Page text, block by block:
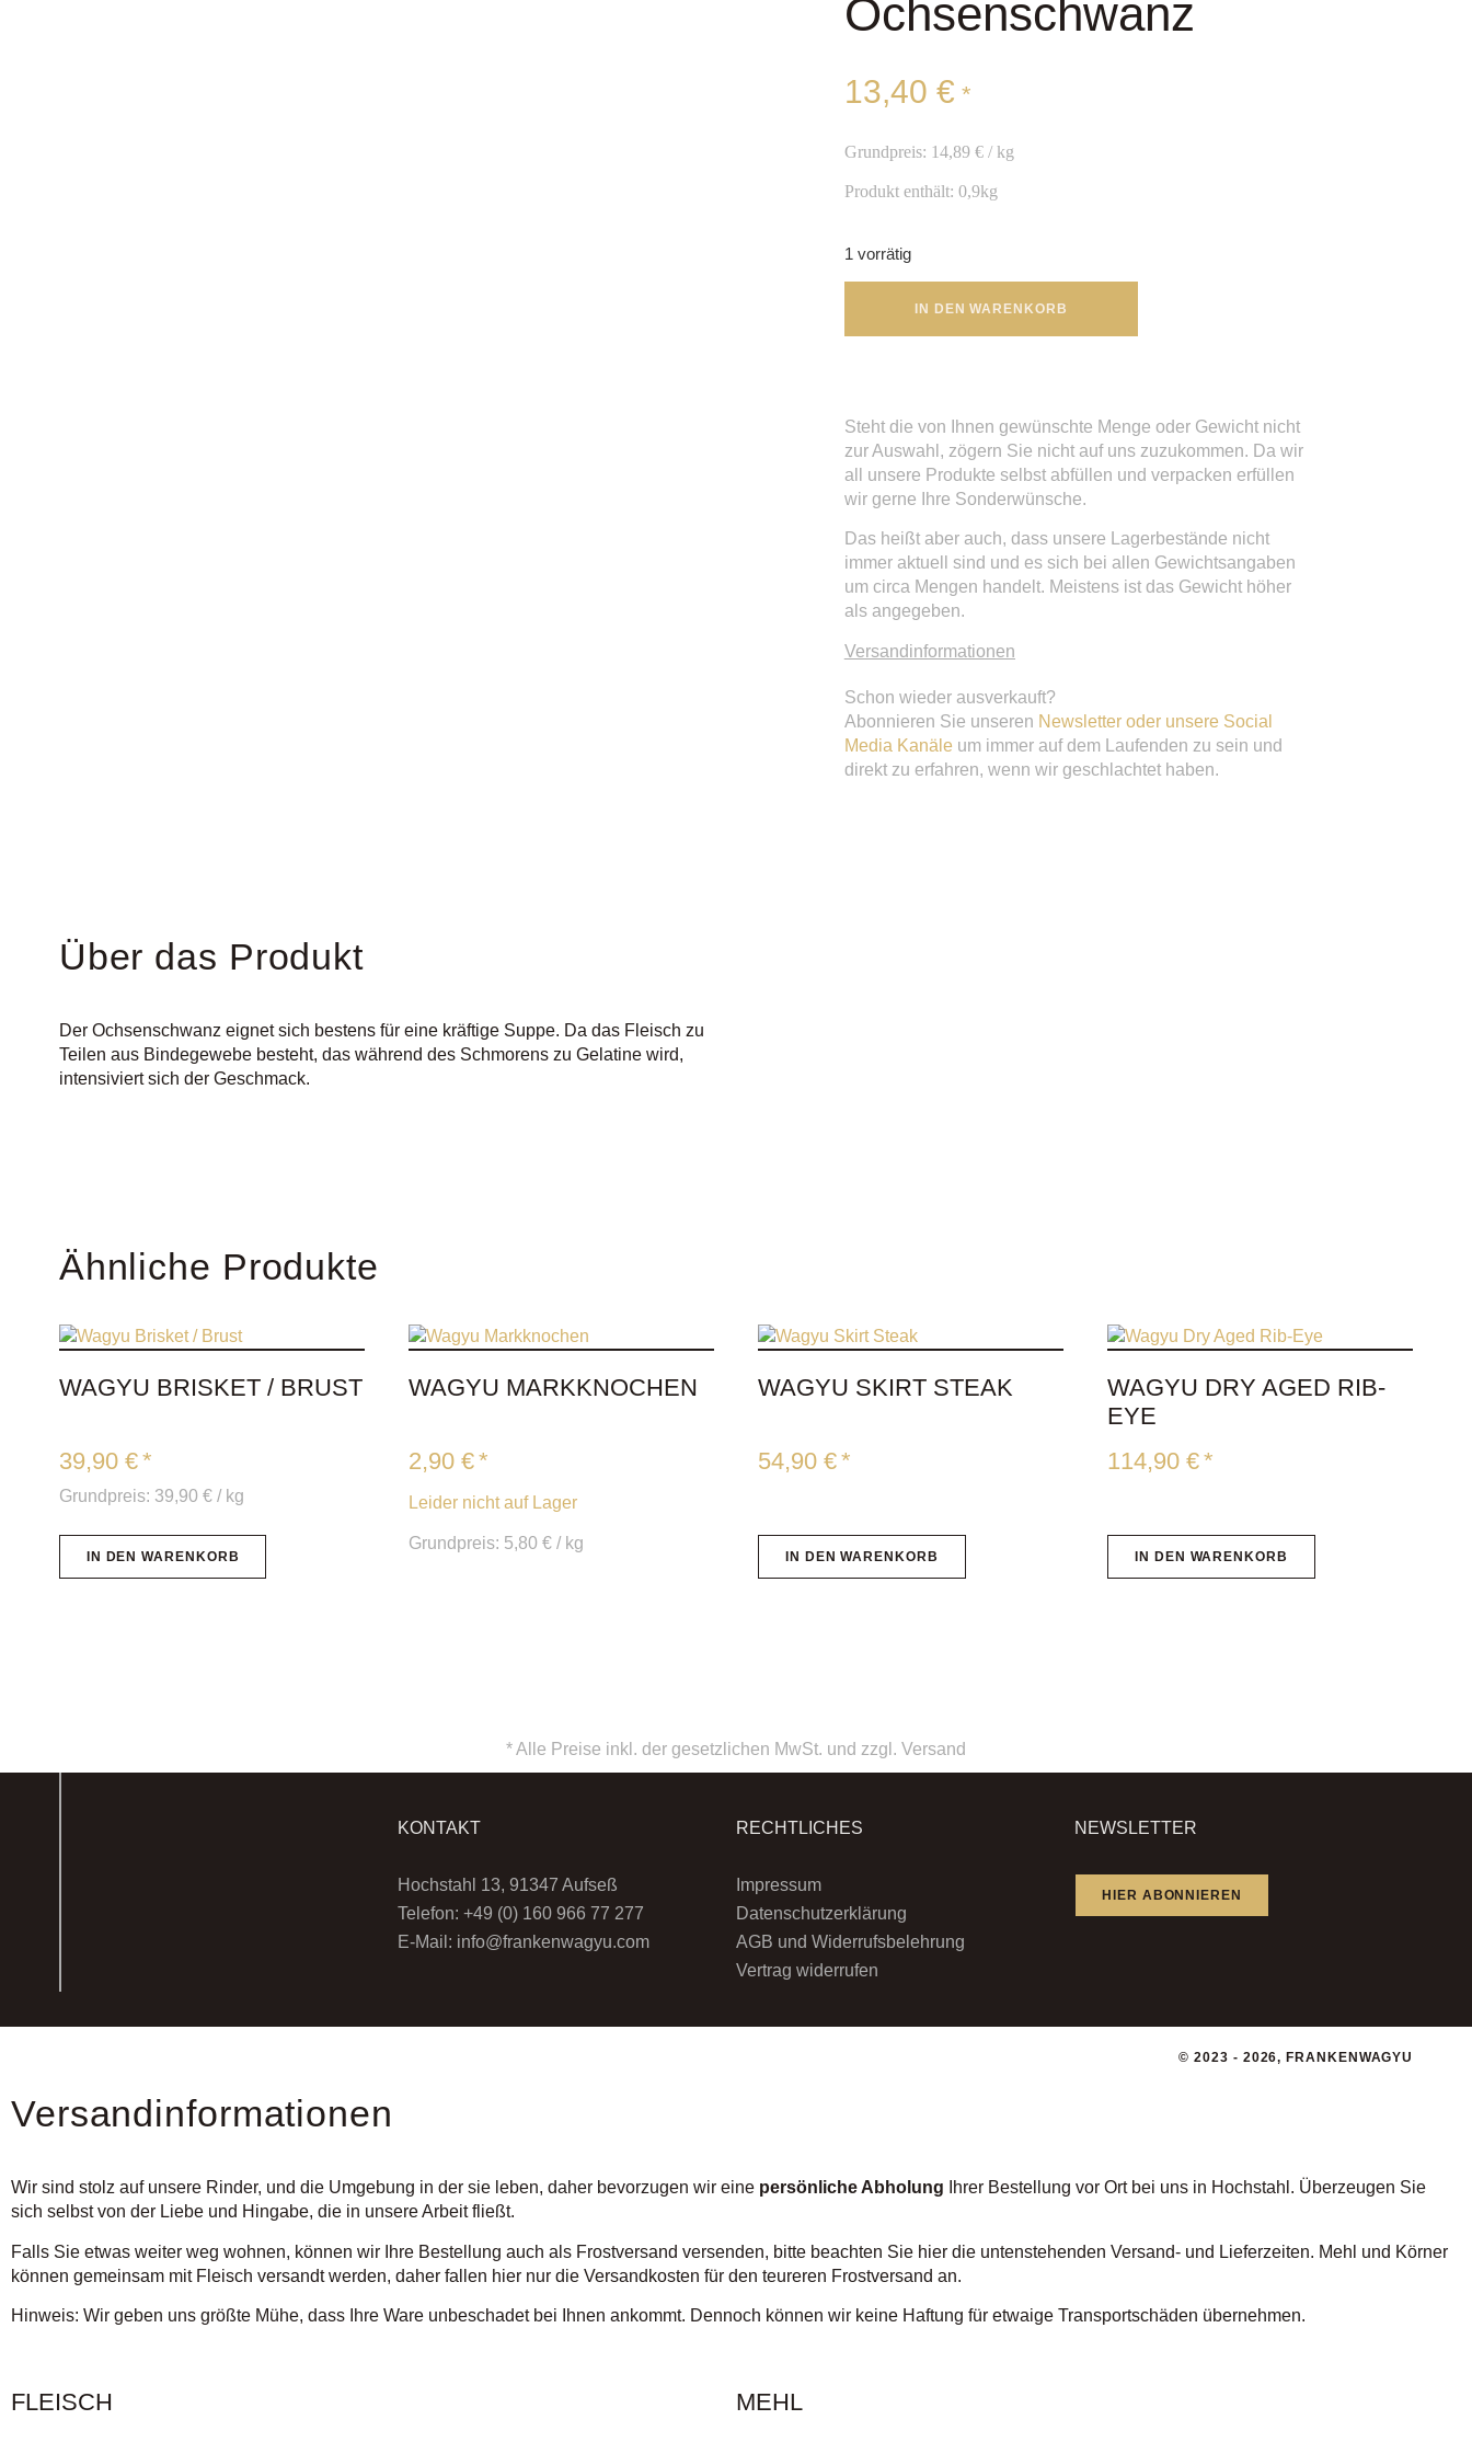
Ochsenschwanz
13,40 € *
Grundpreis: 14,89 €/ kg
Produkt enthält: 0,9kg
1 vorrätig
IN DEN WARENKORB
Steht die von Ihnen gewünschte Menge oder Gewicht nicht
zur Auswahl, zögern Sie nicht auf uns zuzukommen. Da wir
all unsere Produkte selbst abfüllen und verpacken erfüllen
wir gerne Ihre Sonderwünsche.
Das heißt aber auch, dass unsere Lagerbestände nicht
immer aktuell sind und es sich bei allen Gewichtsangaben
um circa Mengen handelt. Meistens ist das Gewicht höher
als angegeben.
Versandinformationen
Schon wieder ausverkauft?
Abonnieren Sie unseren Newsletter oder unsere Social
Media Kanäleum immer auf dem Laufenden zu sein und
direkt zu erfahren, wenn wir geschlachtet haben.
Über das Produkt
Der Ochsenschwanz eignet sich bestens für eine kräftige Suppe. Da das Fleisch zu
Teilen aus Bindegewebe besteht, das während des Schmorens zu Gelatine wird,
intensiviert sich der Geschmack.
Ähnliche Produkte
WAGYU BRISKET / BRUST
39,90 €*
Grundpreis: 39,90 €/ kg
IN DEN WARENKORB
WAGYU MARKKNOCHEN
2,90 €*
Leider nicht auf Lager
Grundpreis: 5,80 €/ kg
WAGYU SKIRT STEAK
54,90 €*
IN DEN WARENKORB
WAGYU DRY AGED RIB-
EYE
114,90€*
IN DEN WARENKORB
* Alle Preise inkl. der gesetzlichen MwSt. und zzgl. Versand
KONTAKT
Hochstahl 13, 91347 Aufseß
Telefon: +49 (0) 160 966 77 277
E-Mail: info@frankenwagyu.com
RECHTLICHES
Impressum
Datenschutzerklärung
AGB und Widerrufsbelehrung
Vertrag widerrufen
NEWSLETTER
HIER ABONNIEREN
© 2023 - 2026, FRANKENWAGYU
Versandinformationen
Wir sind stolz auf unsere Rinder, und die Umgebung in der sie leben, daher bevorzugen wir eine persönliche Abholung Ihrer Bestellung vor Ort bei uns in Hochstahl. Überzeugen Sie
sich selbst von der Liebe und Hingabe, die in unsere Arbeit fließt.
Falls Sie etwas weiter weg wohnen, können wir Ihre Bestellung auch als Frostversand versenden, bitte beachten Sie hier die untenstehenden Versand- und Lieferzeiten. Mehl und Körner
können gemeinsam mit Fleisch versandt werden, daher fallen hier nur die Versandkosten für den teureren Frostversand an.
Hinweis: Wir geben uns größte Mühe, dass Ihre Ware unbeschadet bei Ihnen ankommt. Dennoch können wir keine Haftung für etwaige Transportschäden übernehmen.
FLEISCH MEHL